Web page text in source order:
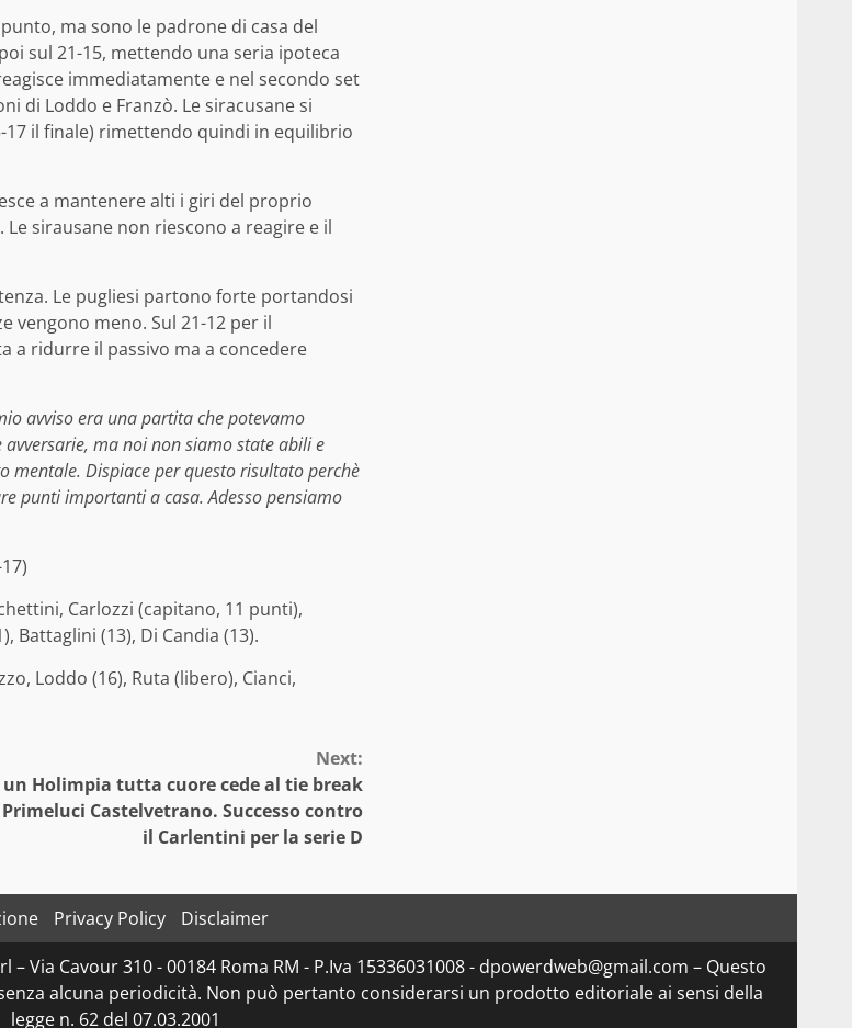
ma sono le padrone di casa del
sul 21-15, mettendo una seria ipoteca
immediatamente e nel secondo set
di Loddo e Franzò. Le siracusane si
17 il finale) rimettendo quindi in equilibrio
a mantenere alti i giri del proprio
sirausane non riescono a reagire e il
Le pugliesi partono forte portandosi
vengono meno. Sul 21-12 per il
a ridurre il passivo ma a concedere
avviso era una partita che potevamo
ma noi non siamo state abili e
mentale. Dispiace per questo risultato perchè
punti importanti a casa. Adesso pensiamo
Carlozzi (capitano, 11 punti),
Battaglini (13), Di Candia (13).
Loddo (16), Ruta (libero), Cianci,
Next:
Holimpia tutta cuore cede al tie break
Castelvetrano. Successo contro
il Carlentini per la serie D
Privacy Policy
Disclaimer
Cavour 310 - 00184 Roma RM - P.Iva 15336031008 - dpowerdweb@gmail.com – Questo
alcuna periodicità. Non può pertanto considerarsi un prodotto editoriale ai sensi della
legge n. 62 del 07.03.2001